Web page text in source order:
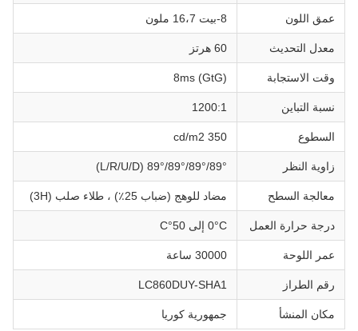
عمق اللون
معدل التحديث 60 هرتز
وقت الاستجابة 8ms (GtG)
نسبة التباين 1200:1
السطوع 350 cd/m2
زاوية النظر 89°/89°/89°/89° (L/R/U/D)
معالجة السطح مضاد للوهج (ضباب 25٪) ، طلاء صلب (3H)
درجة حرارة العمل 0°C إلى 50°C
عمر اللوحة 30000 ساعة
رقم الطراز LC860DUY-SHA1
مكان المنشأ جمهورية كوريا